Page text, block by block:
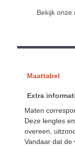
Bekijk onze
Maattabel
Extra
Maten
Deze lengtes
overeen,
Vandaar dat de